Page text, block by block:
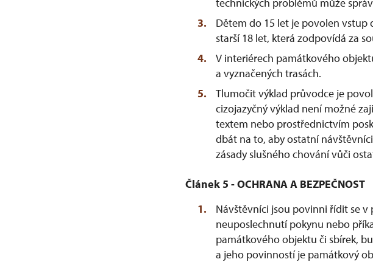
Dětem do 15 let je povolen
starší 18 let, která zodpovídá za
V interiérech památkového
a vyznačených trasách.
Tlumočit výklad průvodce je
cizojazyčný výklad není možné
textem nebo prostřednictvím
dbát na to, aby ostatní
zásady slušného chování vůči
Článek 5 - OCHRANA A BEZPEČNOST
Návštěvníci jsou povinni řídit se
neuposlechnutí pokynu nebo
památkového objektu či sbírek,
a jeho povinností je památkový